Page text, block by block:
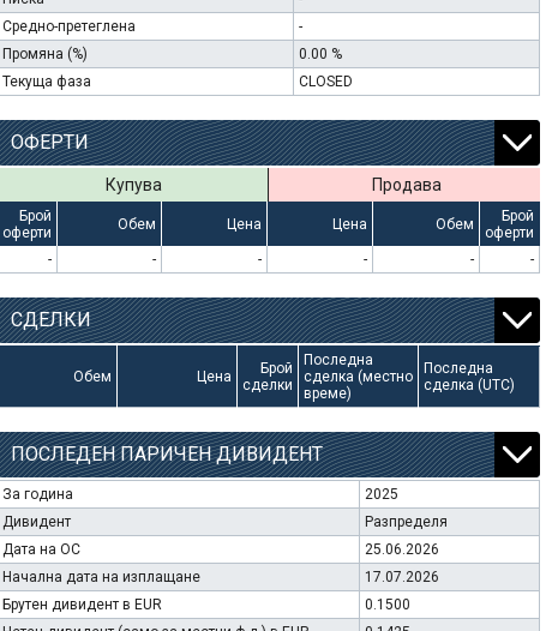
Средно-претеглена
-
Промяна (%)
0.00 %
Текуща фаза
CLOSED
ОФЕРТИ
Купува Продава
Брой
оферти
Обем Цена Цена Обем
Брой
оферти
-
- - - - -
СДЕЛКИ
Обем Цена
Брой
сделки
Последна
сделка (местно
време)
Последна
сделка (UTC)
ПОСЛЕДЕН ПАРИЧЕН ДИВИДЕНТ
За година
2025
Дивидент
Разпределя
Дата на ОС
25.06.2026
Начална дата на изплащане
17.07.2026
Брутен дивидент в EUR
0.1500